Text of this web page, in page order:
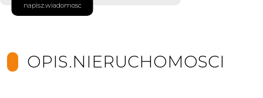
napisz.wiadomosc
OPIS.NIERUCHOMOSCI